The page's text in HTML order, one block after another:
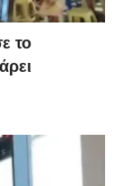
το